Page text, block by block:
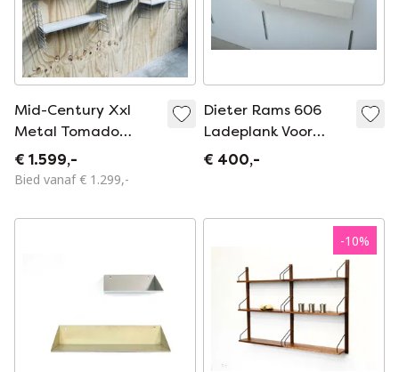
Mid-Century Xxl
Metal Tomado
Shelving Wall Unit
Dutch Design
€ 1.599,-
Bied vanaf € 1.299,-
Dieter Rams 606
Ladeplank Voor
Vitsoe Lichtgrijs
€ 400,-
-10%